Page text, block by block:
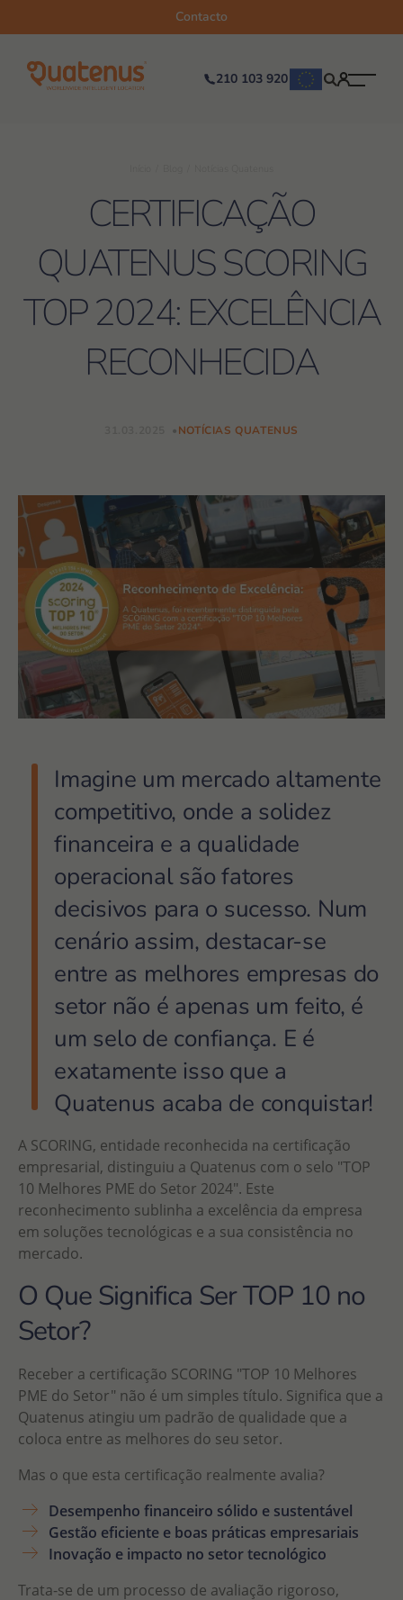
210 103 920
Contacto
CERTIFICAÇÃO
QUATENUS SCORING
TOP 2024: EXCELÊNCIA
RECONHECIDA
NOTÍCIAS QUATENUS
Imagine um mercado altamente
competitivo, onde a solidez
financeira e a qualidade
operacional são fatores
decisivos para o sucesso. Num
cenário assim, destacar-se
entre as melhores empresas do
setor não é apenas um feito, é
um selo de confiança. E é
exatamente isso que a
Quatenus acaba de conquistar!
A SCORING, entidade reconhecida na certificação
empresarial, distinguiu a Quatenus com o selo "TOP
10 Melhores PME do Setor 2024". Este
reconhecimento sublinha a excelência da empresa
em soluções tecnológicas e a sua consistência no
mercado.
O Que Significa Ser TOP 10 no
Setor?
Receber a certificação SCORING "TOP 10 Melhores
PME do Setor" não é um simples título. Significa que a
Quatenus atingiu um padrão de qualidade que a
coloca entre as melhores do seu setor.
Mas o que esta certificação realmente avalia?
Desempenho financeiro sólido e sustentável
Gestão eficiente e boas práticas empresariais
Inovação e impacto no setor tecnológico
Trata-se de um processo de avaliação rigoroso,